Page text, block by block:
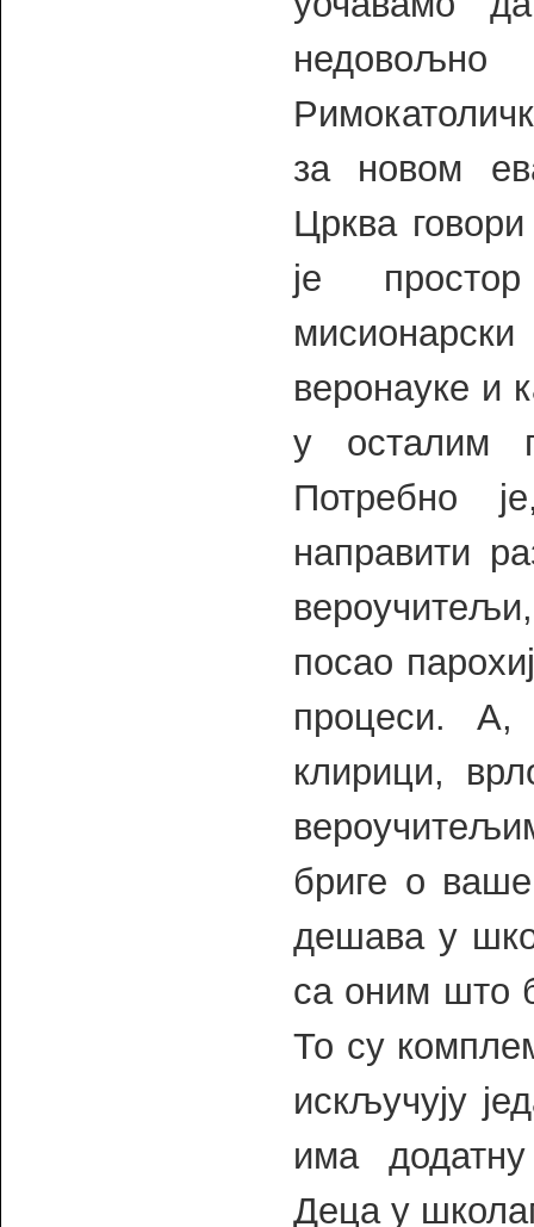
за новом
Црква
је
веронауке и
у осталим
Потребно
направити
посао
процеси.
клирици,
бриге о
дешава у
са оним што
То су
искључују
има
Деца у